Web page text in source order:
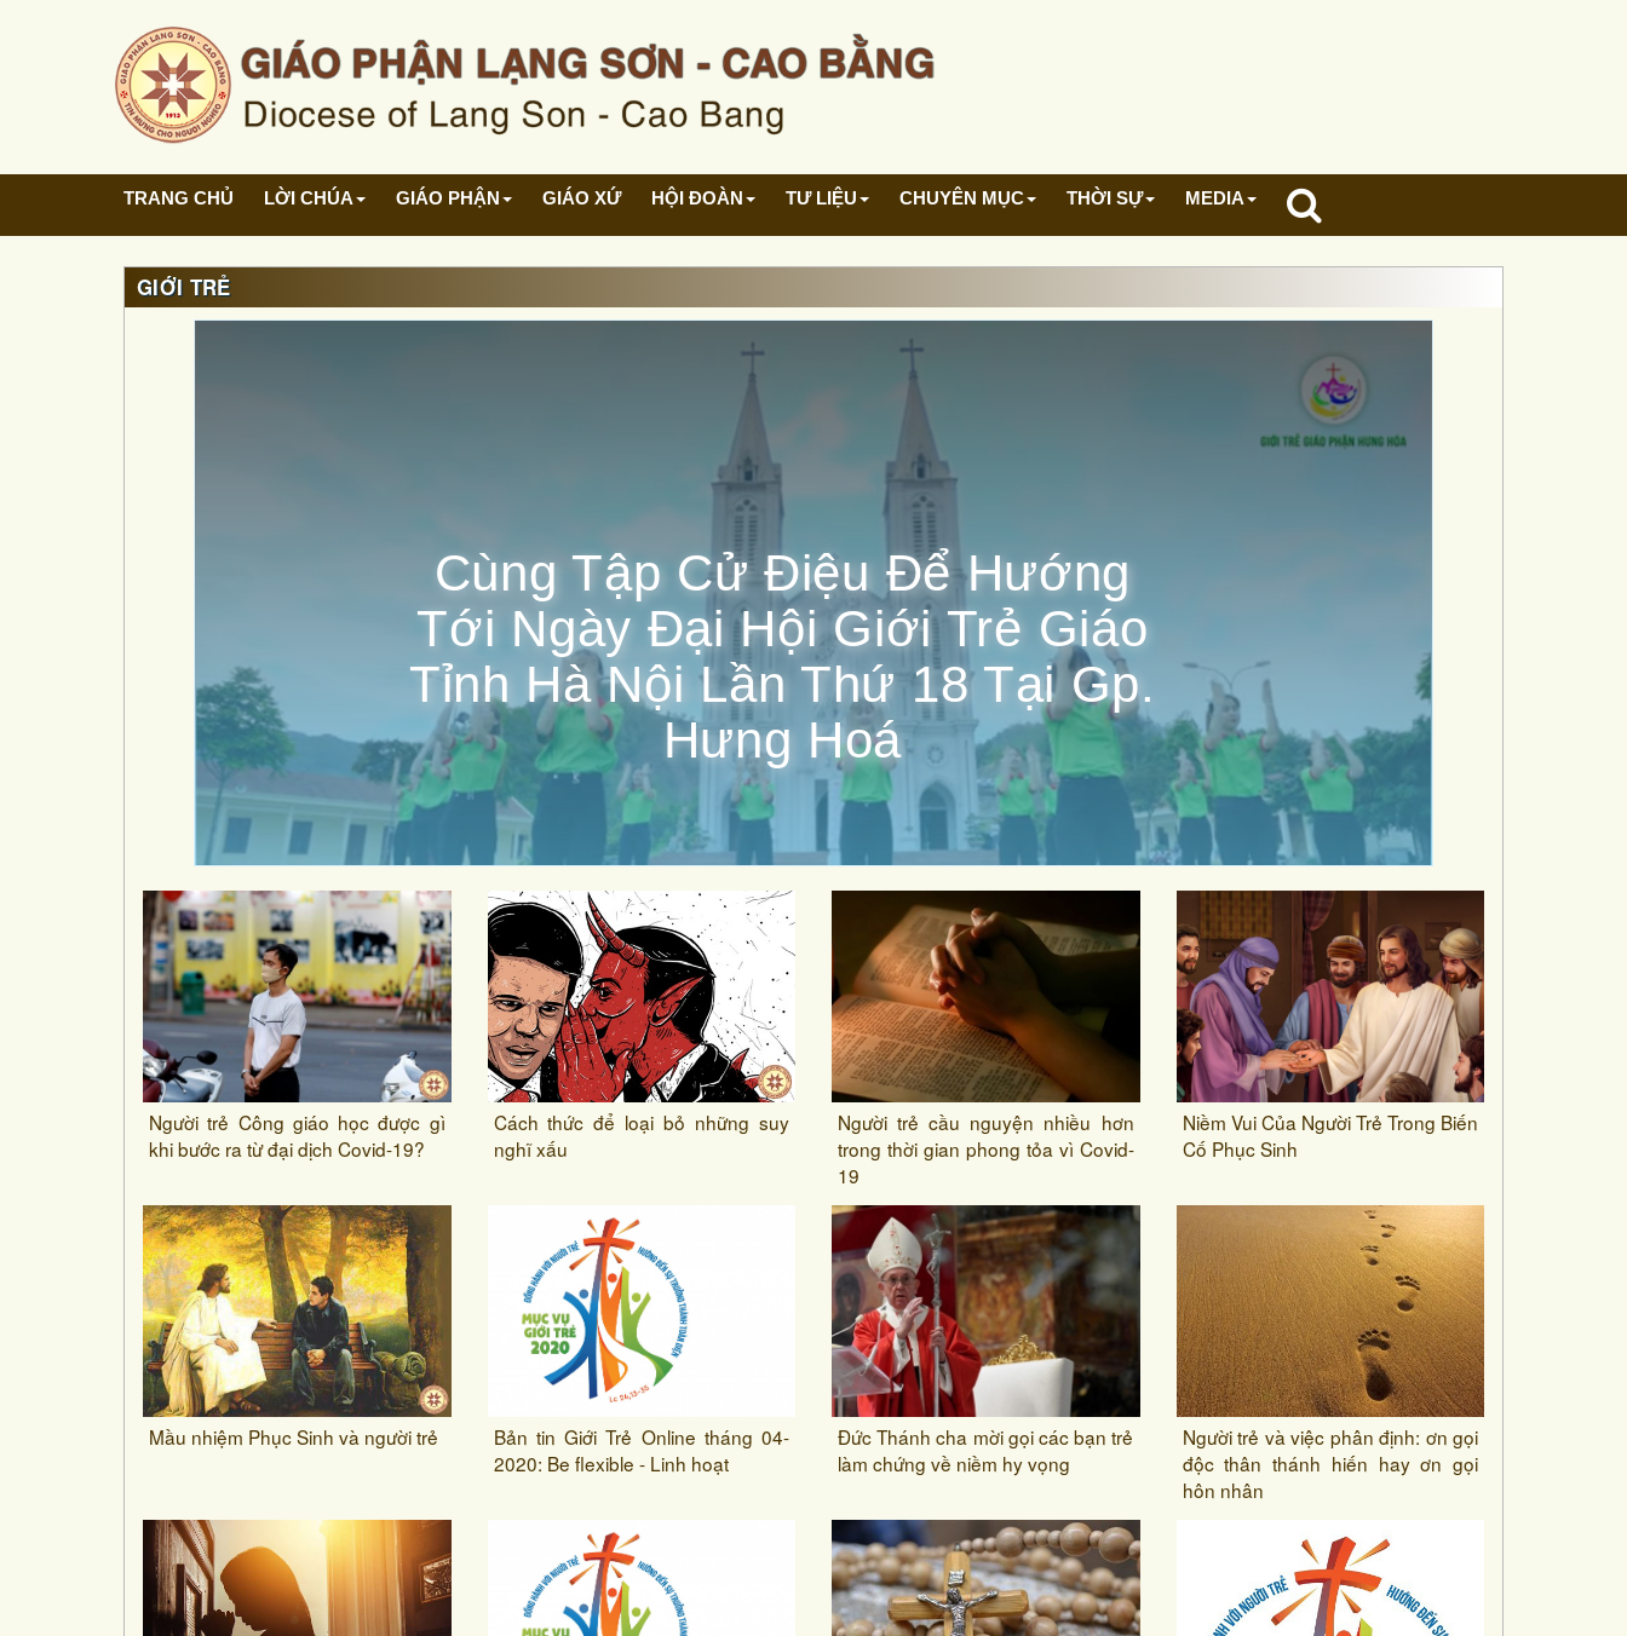
TRANG CHỦ LỜI CHÚA GIÁO PHẬN GIÁO XỨ HỘI ĐOÀN TƯ LIỆU CHUYÊN MỤC THỜI SỰ MEDIA
GIỚI TRẺ
Cùng Tập Cử Điệu Để Hướng
Tới Ngày Đại Hội Giới Trẻ Giáo
Tỉnh Hà Nội Lần Thứ 18 Tại Gp.
Hưng Hoá
Người trẻ Công giáo học được gì
khi bước ra từ đại dịch Covid-19?
Cách thức để loại bỏ những suy
nghĩ xấu
Người trẻ cầu nguyện nhiều hơn
trong thời gian phong tỏa vì Covid-
19
Niềm Vui Của Người Trẻ Trong Biến
Cố Phục Sinh
Mầu nhiệm Phục Sinh và người trẻ
Bản tin Giới Trẻ Online tháng 04-
2020: Be flexible - Linh hoạt
Đức Thánh cha mời gọi các bạn trẻ
làm chứng về niềm hy vọng
Người trẻ và việc phân định: ơn gọi
độc thân thánh hiến hay ơn gọi
hôn nhân